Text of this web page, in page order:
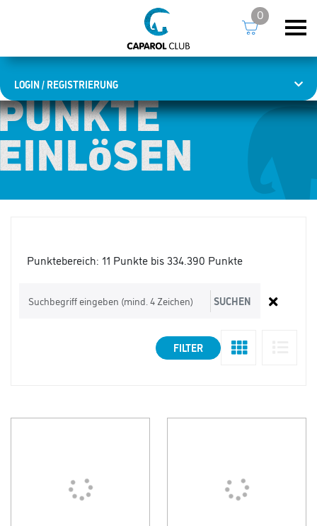
LOGIN / REGISTRIERUNG
0
Punktebereich: 11 Punkte bis 334.390 Punkte
SUCHEN
FILTER